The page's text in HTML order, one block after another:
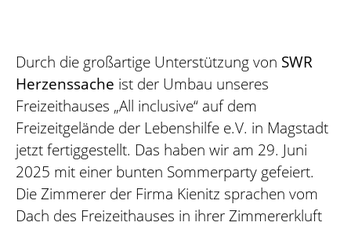
Durch die großartige Unterstützung von SWR
Herzenssache ist der Umbau unseres
Freizeithauses „All inclusive“ auf dem
Freizeitgelände der Lebenshilfe e.V. in Magstadt
jetzt fertiggestellt. Das haben wir am 29. Juni
2025 mit einer bunten Sommerparty gefeiert.
Die Zimmerer der Firma Kienitz sprachen vom
Dach des Freizeithauses in ihrer Zimmererkluft